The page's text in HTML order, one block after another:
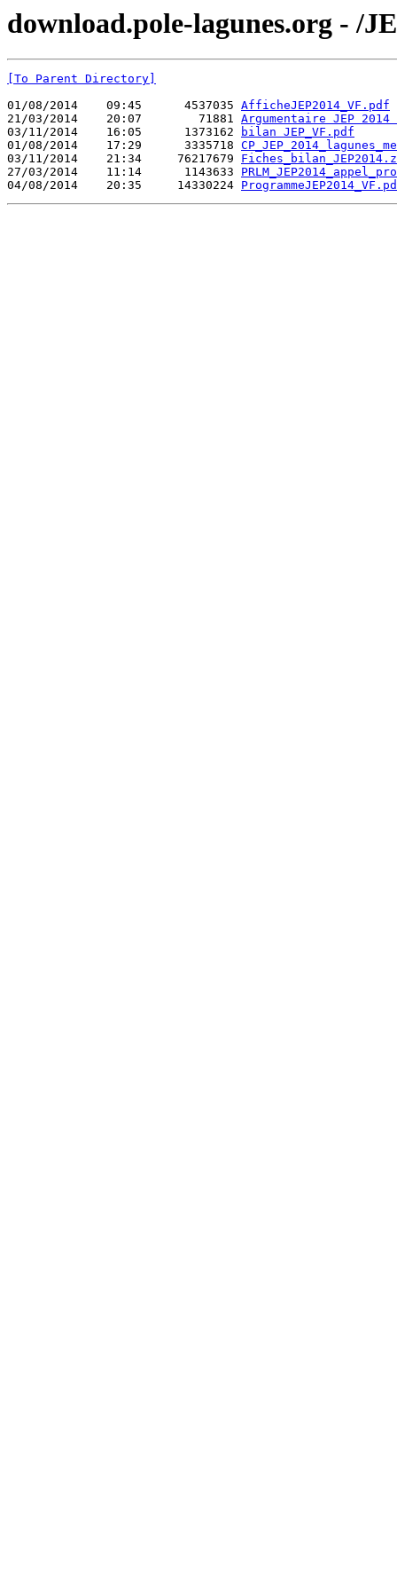
download.pole-lagunes.org - /
[To Parent Directory]
01/08/2014    09:45      4537035 AfficheJEP2014_VF.pdf
21/03/2014    20:07        71881 Argumentaire JEP
03/11/2014    16:05      1373162
bilan JEP_VF.pdf
01/08/2014    17:29      3335718
03/11/2014    21:34     76217679
27/03/2014    11:14      1143633
04/08/2014    20:35     14330224